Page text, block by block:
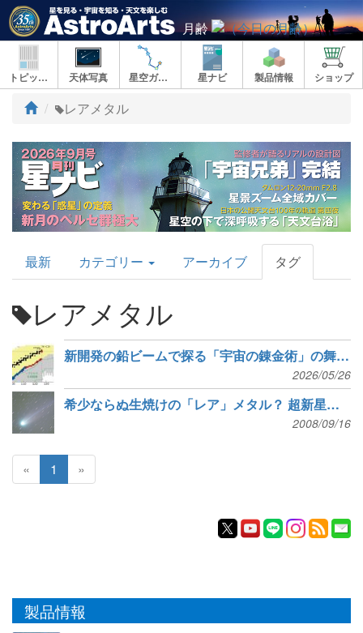
月齢
トピックス 天体写真 星空ガイド 星ナビ 製品情報 ショップ
ト
プ
レアメタル
AstroArts
Topics
最新 カテゴリー アーカイブ タグ
レアメタル
新開発の鉛ビームで探る「宇宙の錬金術」の舞台裏
2026/05/26
希少ならぬ生焼けの「レア」メタル？ 超新星から初検出
2008/09/16
« 1 »
製品情報